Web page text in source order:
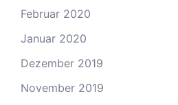
Februar 2020
Januar 2020
Dezember 2019
November 2019